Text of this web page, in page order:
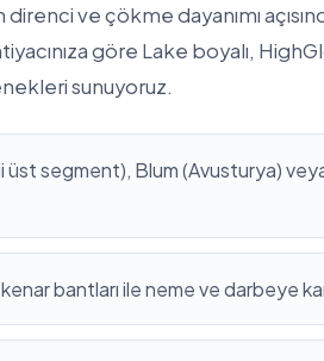
ve çökme dayanımı
göre Lake boyalı,
sunuyoruz.
üst segment), Blum (Avusturya)
bantları ile neme ve darbeye